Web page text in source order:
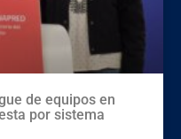
de equipos en
por sistema